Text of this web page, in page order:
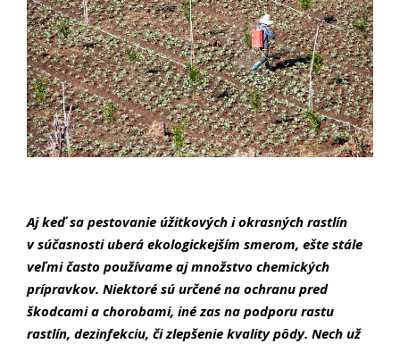
Aj keď sa pestovanie úžitkových i okrasných rastlín
v súčasnosti uberá ekologickejším smerom, ešte stále
veľmi často používame aj množstvo chemických
prípravkov. Niektoré sú určené na ochranu pred
škodcami a chorobami, iné zas na podporu rastu
rastlín, dezinfekciu, či zlepšenie kvality pôdy. Nech už